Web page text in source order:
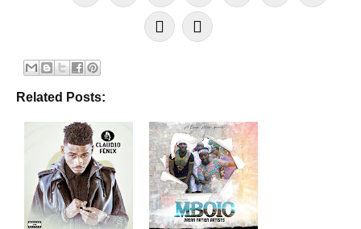
Related Posts: